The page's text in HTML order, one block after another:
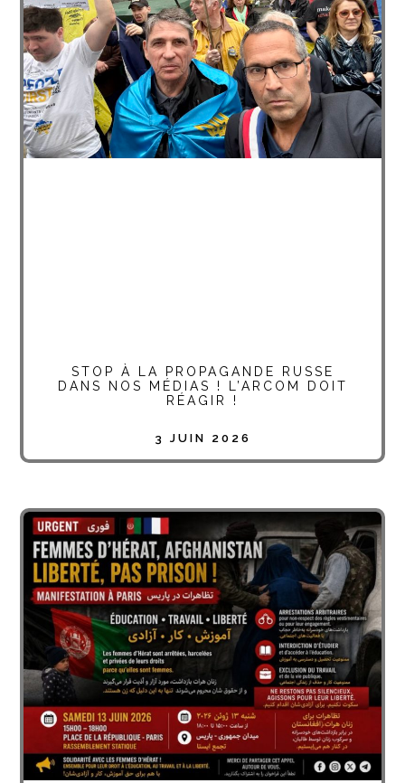
STOP À LA PROPAGANDE RUSSE
DANS NOS MÉDIAS ! L’ARCOM DOIT
RÉAGIR !
3 JUIN 2026